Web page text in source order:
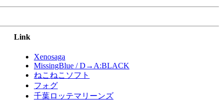
Link
Xenosaga
MissingBlue / D→A:BLACK
ねこねこソフト
フォグ
千葉ロッテマリーンズ